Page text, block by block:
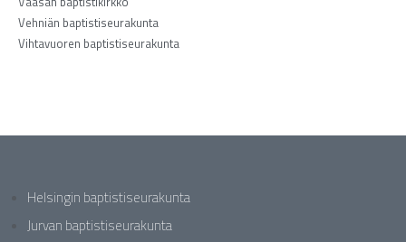
Vehniän baptistiseurakunta
Vihtavuoren baptistiseurakunta
Helsingin baptistiseurakunta
Jurvan baptistiseurakunta